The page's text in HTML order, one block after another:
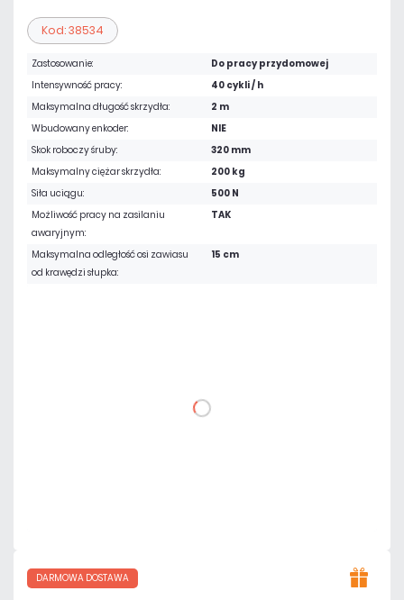
Kod: 38534
Zastosowanie:
Do pracy przydomowej
Intensywność pracy:
40 cykli / h
Maksymalna długość skrzydła:
2 m
Wbudowany enkoder:
NIE
Skok roboczy śruby:
320 mm
Maksymalny ciężar skrzydła:
200 kg
Siła uciągu:
500 N
Możliwość pracy na zasilaniu
awaryjnym:
TAK
Maksymalna odległość osi zawiasu
od krawędzi słupka:
15 cm
DO KOSZYKA
DARMOWA DOSTAWA